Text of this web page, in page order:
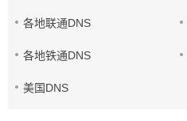
各地联通DNS
各地铁通DNS
美国DNS